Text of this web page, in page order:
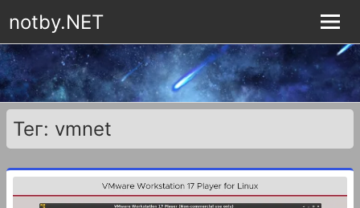
notby.NET
Тег: vmnet